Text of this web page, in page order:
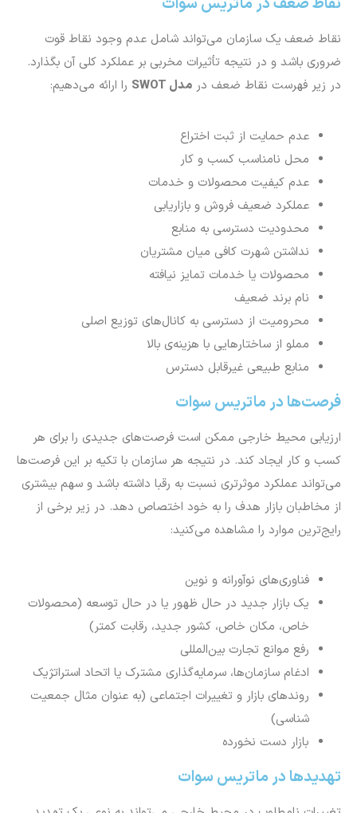
نقاط ضعف یک سازمان می‌تواند شامل عدم وجود نقاط قوت
ضروری باشد و در نتیجه تأثیرات مخربی بر عملکرد کلی آن بگذارد.
در زیر فهرست نقاط ضعف در مدل SWOT را ارائه می‌دهیم:
عدم حمایت از ثبت اختراع
محل نامناسب کسب و کار
عدم کیفیت محصولات و خدمات
عملکرد ضعیف فروش و بازاریابی
محدودیت دسترسی به منابع
نداشتن شهرت کافی میان مشتریان
محصولات یا خدمات تمایز نیافته
نام برند ضعیف
محرومیت از دسترسی به کانال‌های توزیع اصلی
مملو از ساختارهایی با هزینه‌ی بالا
منابع طبیعی غیرقابل دسترس
فرصت‌ها در ماتریس سوات
ارزیابی محیط خارجی ممکن است فرصت‌های جدیدی را برای هر
کسب و کار ایجاد کند. در نتیجه هر سازمان با تکیه بر این فرصت‌ها
می‌تواند عملکرد موثرتری نسبت به رقبا داشته باشد و سهم بیشتری
از مخاطبان بازار هدف را به خود اختصاص دهد. در زیر برخی از
رایج‌ترین موارد را مشاهده می‌کنید:
فناوری‌های نوآورانه و نوین
یک بازار جدید در حال ظهور یا در حال توسعه (محصولات
خاص، مکان خاص، کشور جدید، رقابت کمتر)
رفع موانع تجارت بین‌المللی
ادغام سازمان‌ها، سرمایه‌گذاری مشترک یا اتحاد استراتژیک
روندهای بازار و تغییرات اجتماعی (به عنوان مثال جمعیت
شناسی)
بازار دست نخورده
تهدیدها در ماتریس سوات